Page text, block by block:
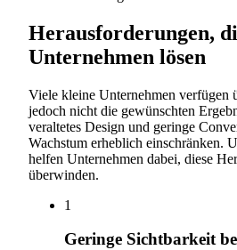
Herausforderungen,
Unternehmen lösen
Viele kleine Unternehmen verfügen
jedoch nicht die gewünschten
veraltetes Design und geringe
Wachstum erheblich einschränken.
helfen Unternehmen dabei, diese
überwinden.
1
Geringe Sichtbarkeit